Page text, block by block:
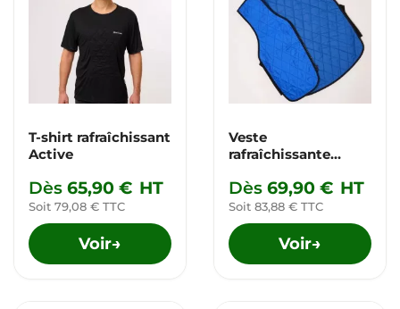
T-shirt rafraîchissant
Active
Dès 65,90 € HT
Soit 79,08 € TTC
Voir→
Veste
rafraîchissante
Dès 69,90 € HT
Soit 83,88 € TTC
Voir→